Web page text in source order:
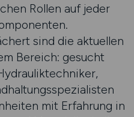
Rollen auf jeder
sind die aktuellen
Bereich: gesucht
mit Erfahrung in